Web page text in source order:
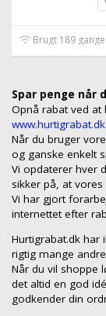
Brugt 189 gange
Spar penge når
Opnå rabat ved
www.hurtigrabat.dk
Når du bruger
og ganske enkelt
Vi opdaterer hver
sikker på, at
Vi har gjort
internettet efter
Hurtigrabat.dk har
rigtig mange
Når du vil shoppe
det altid en god
godkender din